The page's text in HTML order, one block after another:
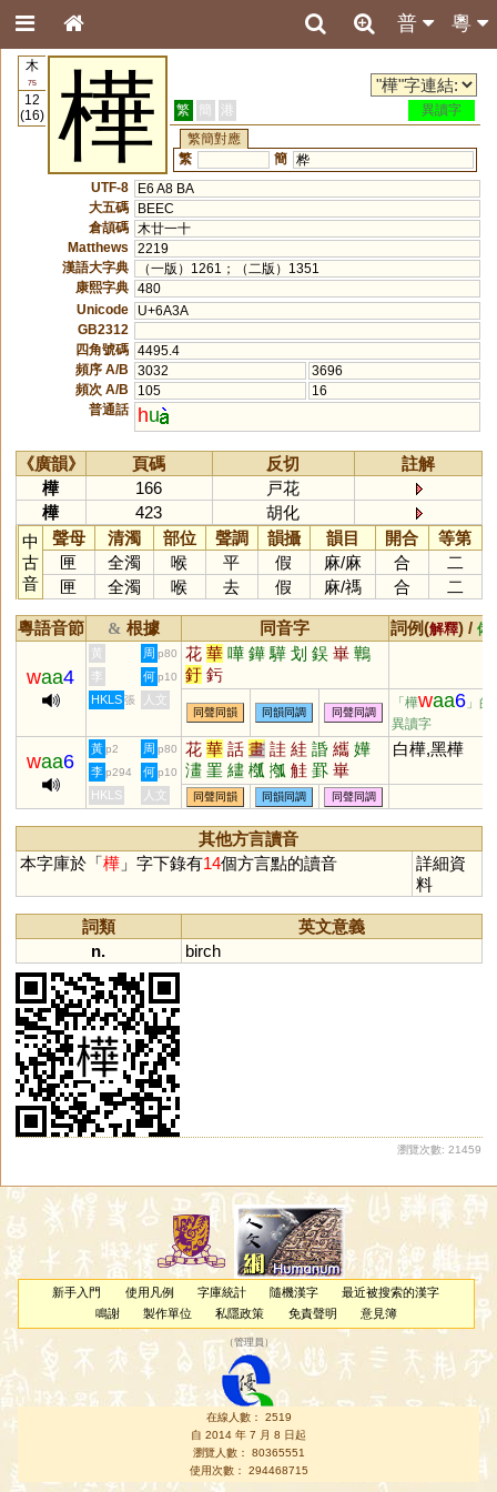
粵
普
木
75
12
(16)
樺 繁 簡 港
異讀字
繁簡對應
繁
簡 桦
UTF-8
E6 A8 BA
大五碼
BEEC
倉頡碼
木廿一十
Matthews
2219
漢語大字典
（一版）1261；（二版）1351
康熙字典 480
Unicode
U+6A3A
GB2312
四角號碼 4495.4
頻序 A/B
3032
3696
頻次 A/B
105
16
普通話
hu
《廣韻》 頁碼 反切
註解
樺
166
戸花
樺
423
胡化
中
古
音
聲母 清濁 部位 聲調 韻攝 韻目 開合
等第
匣
全濁 喉 平 假 麻/麻 合
二
匣
全濁 喉 去 假 麻/禡 合 二
粵語音節 & 根據 同音字 詞例(解釋) / 備
waa4
黃 周 p80 花 華 嘩 鏵 驊 划 鋘 崋 鷨
釪 釫
李 何 p10
HKLS 張 人文
同聲同韻 同韻同調 同聲同調
「樺waa6 」的
異讀字
waa6
黃 p2 周 p80 花 華 話 畫 詿 絓 諙 纗 嬅
澅 罣 繣 槬 摦 觟 罫 崋
白樺,黑樺
李 p294 何 p10
HKLS 人文 同聲同韻 同韻同調 同聲同調
其他方言讀音
本字庫於「樺」字下錄有14個方言點的讀音
詳細資
料
詞類
英文意義
n.
birch
瀏覽次數: 21459
新手入門 使用凡例 字庫統計 隨機漢字
最近被搜索的漢字
鳴謝
製作單位 私隱政策 免責聲明 意見簿
（管理員 ）
在線人數： 2519
自 2014 年 7 月 8 日起
瀏覽人數： 80365551
使用次數： 294468715